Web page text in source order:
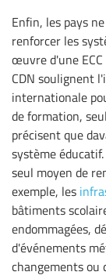
Enfin, les pays
renforcer les
œuvre d'une
CDN soulignent
internationale
de formation,
précisent que
système
seul moyen de
exemple, les
bâtiments
endommagées,
d'événements
changements ou